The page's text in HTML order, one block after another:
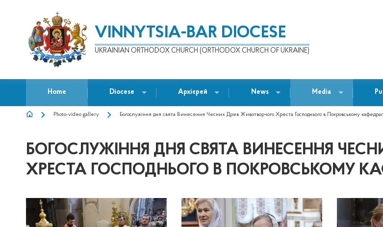
VINNYTSIA-BAR DIOCESE
UKRAINIAN ORTHODOX CHURCH (ORTHODOX CHURCH OF UKRAINE)
Home Diocese Архієрей News Media
BREADCRUMB
Photo-video gallery Богослужіння дня свята Винесення Чесних Древ Животворчого Хреста Господнього в Покровському
БОГОСЛУЖІННЯ ДНЯ СВЯТА ВИНЕСЕННЯ
ХРЕСТА ГОСПОДНЬОГО В ПОКРОВСЬКОМУ